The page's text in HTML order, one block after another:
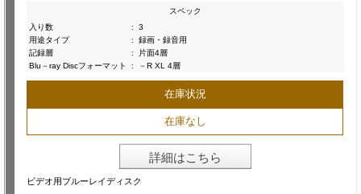
スペック
入り数
:
3
用途タイプ
:
録画・録音用
記録層
:
片面4層
Blu－ray Discフォーマット
: －R XL 4層
在庫状況
在庫なし
詳細はこちら
ビデオ用ブルーレイディスク